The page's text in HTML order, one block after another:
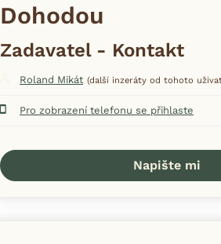
Dohodou
Zadavatel - Kontakt
Roland Mikát (další inzeráty od tohoto
Pro zobrazení telefonu se přihlaste
Napište mi